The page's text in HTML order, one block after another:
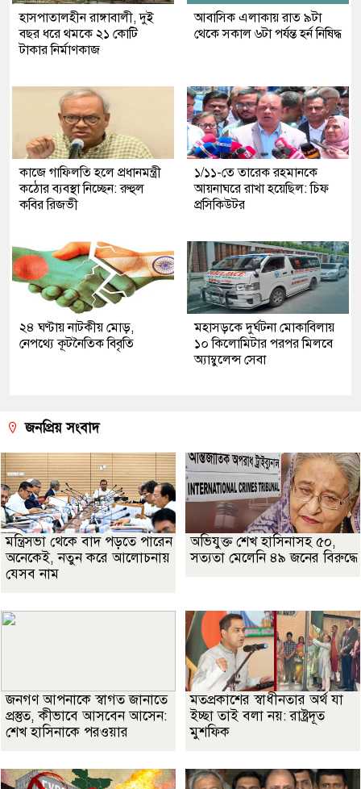
হাসপাতালহীন রাঙ্গাবালী, দুই
বছর ধরে থমকে ২১ কোটি
টাকার নির্মাণকাজ
আবাসিক এলাকায় রাত ৯টা
থেকে সকাল ৬টা পর্যন্ত হর্ন নিষিদ্ধ
কাজে গাফিলতি হলে প্রধানমন্ত্রী
কঠোর ব্যবস্থা নিচ্ছেন: রুহুল
কবির রিজভী
১/১১-তে তারেক রহমানকে
আয়নাঘরে রাখা হয়েছিল: চিফ
প্রসিকিউটর
২৪ ঘণ্টায় নাটকীয় মোড়,
নেপথ্যে কূটনৈতিক বিবৃতি
মহাসড়কে দুর্ঘটনা মোকাবিলায়
১০ কিলোমিটার পরপর মিলবে
অ্যাম্বুলেন্স সেবা
জনপ্রিয় সংবাদ
মন্ত্রিসভা থেকে বাদ পড়তে পারেন
অনেকেই, নতুন করে আলোচনায়
যেসব নাম
অভিযুক্ত শেখ হাসিনাসহ ৫০,
সত্যতা মেলেনি ৪৯ জনের বিরুদ্ধে
জনগণ আপনাকে স্বাগত জানাতে
প্রস্তুত, কীভাবে আসবেন আসেন:
শেখ হাসিনাকে পরওয়ার
মতপ্রকাশের স্বাধীনতার অর্থ যা
ইচ্ছা তাই বলা নয়: রাষ্ট্রদূত
মুশফিক